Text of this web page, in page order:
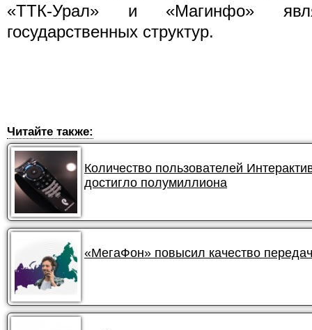
«ТТК-Урал» и «Магинфо»
государственных структур.
Читайте также:
Количество пользователей
достигло полумиллиона
«МегаФон» повысил качество